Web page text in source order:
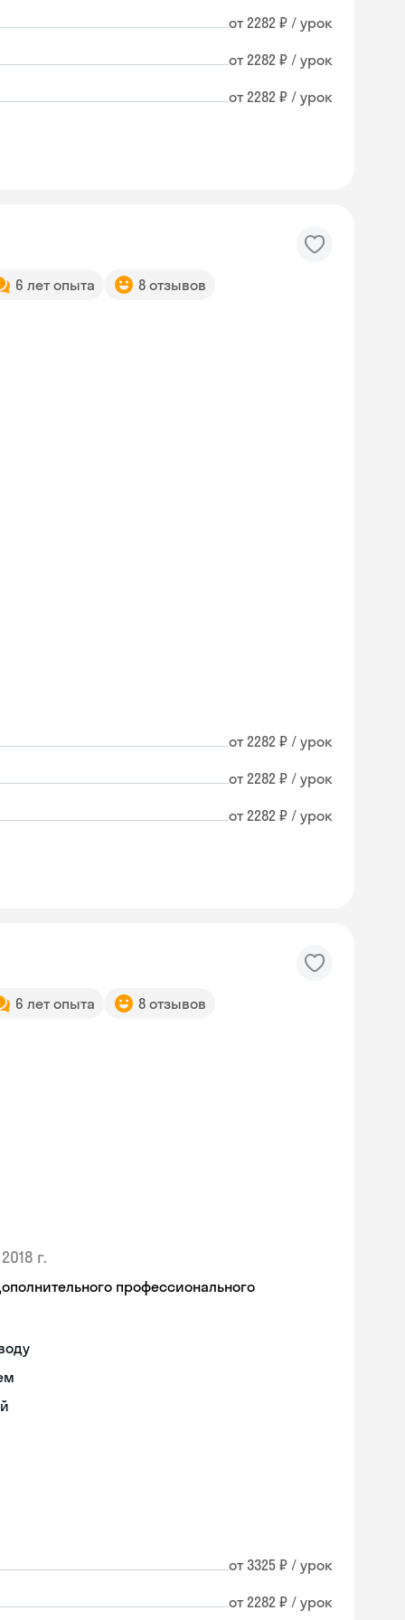
от 2282 ₽ / урок
от 2282 ₽ / урок
от 2282 ₽ / урок
6 лет опыта 8 отзывов
от 2282 ₽ / урок
от 2282 ₽ / урок
от 2282 ₽ / урок
6 лет опыта 8 отзывов
2018 г.
профессионального
от 3325 ₽ / урок
от 2282 ₽ / урок
online